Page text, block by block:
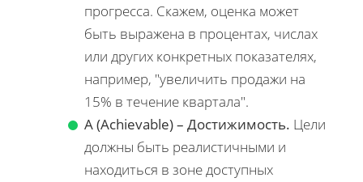
прогресса. Скажем, оценка может
быть выражена в процентах, числах
или других конкретных показателях,
например, "увеличить продажи на
15% в течение квартала".
A (Achievable) – Достижимость. Цели
должны быть реалистичными и
находиться в зоне доступных